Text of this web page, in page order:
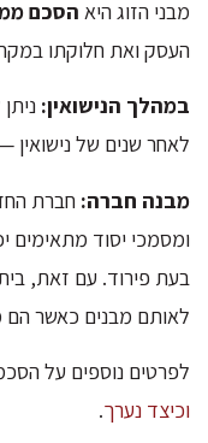
מבני הזוג היא הסכם
העסק ואת חלוקתו
במהלך הנישואין:
לאחר שנים של נישואין
מבנה חברה: חברת
ומסמכי יסוד מתאימים
בעת פירוד. עם זאת,
לאותם מבנים כאשר הם
לפרטים נוספים על
וכיצד נערך.